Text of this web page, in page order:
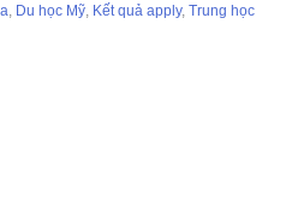
Du học Mỹ, Kết quả apply, Trung học